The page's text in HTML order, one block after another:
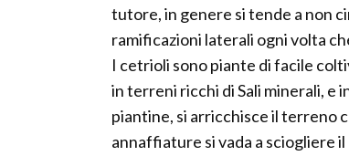
tutore, in genere si tende a non
ramificazioni laterali ogni volta
I cetrioli sono piante di facile
in terreni ricchi di Sali minerali, e
piantine, si arricchisce il terreno
annaffiature si vada a sciogliere